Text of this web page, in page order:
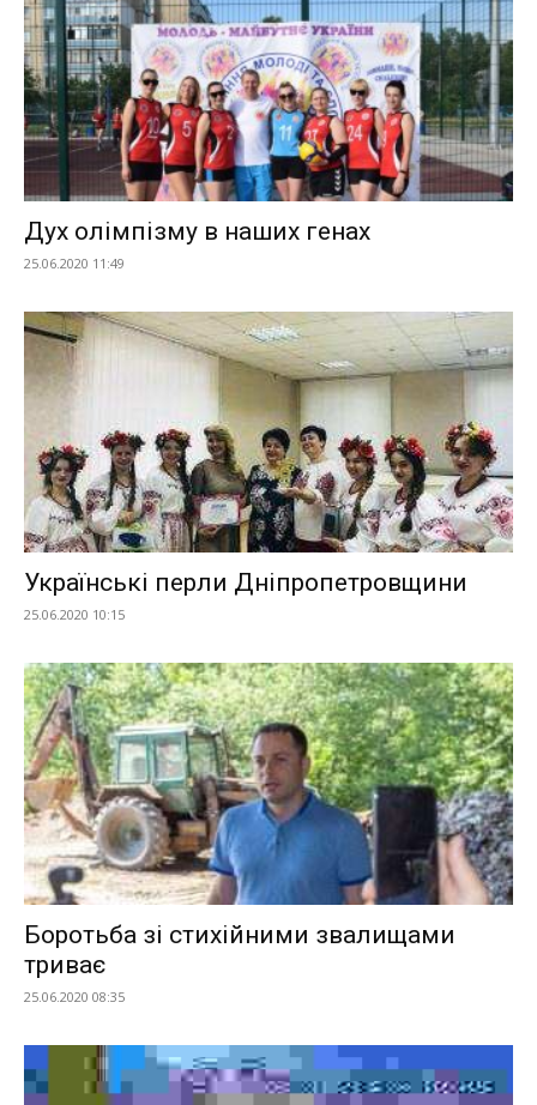
Дух олімпізму в наших генах
25.06.2020 11:49
Українські перли Дніпропетровщини
25.06.2020 10:15
Боротьба зі стихійними звалищами
триває
25.06.2020 08:35